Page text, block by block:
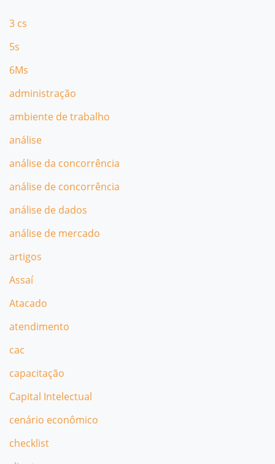
3 cs
5s
6Ms
administração
ambiente de trabalho
análise
análise da concorrência
análise de concorrência
análise de dados
análise de mercado
artigos
Assaí
Atacado
atendimento
cac
capacitação
Capital Intelectual
cenário econômico
checklist